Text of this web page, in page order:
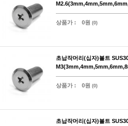
상품가 : 0원 (0)
초납작머리(십자)볼트
상품가 : 0원 (0)
초납작머리(십자)볼트